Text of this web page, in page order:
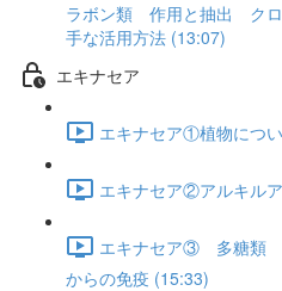
ラボン類 作用と抽出 クロ
手な活用方法 (13:07)
エキナセア
エキナセア①植物につ
エキナセア②アルキル
エキナセア③ 多糖類
からの免疫 (15:33)